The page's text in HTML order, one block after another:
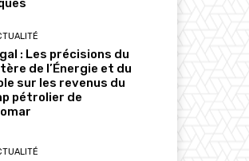
: Les précisions du
de l’Énergie et du
sur les revenus du
pétrolier de